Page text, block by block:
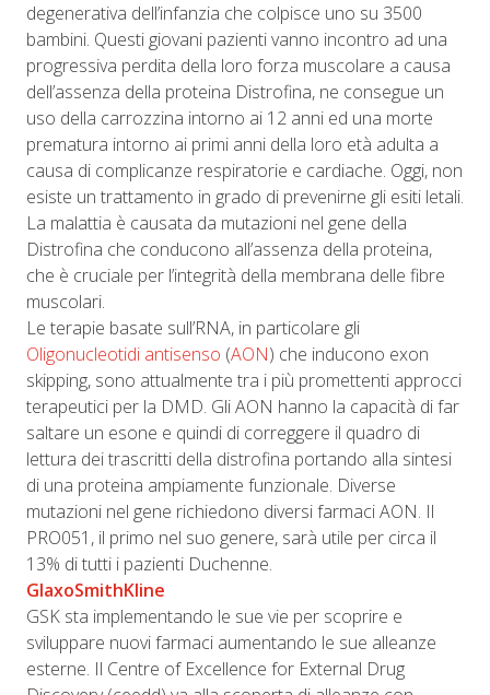
degenerativa dell’infanzia che colpisce uno su 3500
bambini. Questi giovani pazienti vanno incontro ad una
progressiva perdita della loro forza muscolare a causa
dell’assenza della proteina Distrofina, ne consegue un
uso della carrozzina intorno ai 12 anni ed una morte
prematura intorno ai primi anni della loro età adulta a
causa di complicanze respiratorie e cardiache. Oggi, non
esiste un trattamento in grado di prevenirne gli esiti letali.
La malattia è causata da mutazioni nel gene della
Distrofina che conducono all’assenza della proteina,
che è cruciale per l’integrità della membrana delle fibre
muscolari.
Le terapie basate sull’RNA, in particolare gli
Oligonucleotidi antisenso (AON) che inducono exon
skipping, sono attualmente tra i più promettenti approcci
terapeutici per la DMD. Gli AON hanno la capacità di far
saltare un esone e quindi di correggere il quadro di
lettura dei trascritti della distrofina portando alla sintesi
di una proteina ampiamente funzionale. Diverse
mutazioni nel gene richiedono diversi farmaci AON. Il
PRO051, il primo nel suo genere, sarà utile per circa il
13% di tutti i pazienti Duchenne.
GlaxoSmithKline
GSK sta implementando le sue vie per scoprire e
sviluppare nuovi farmaci aumentando le sue alleanze
esterne. Il Centre of Excellence for External Drug